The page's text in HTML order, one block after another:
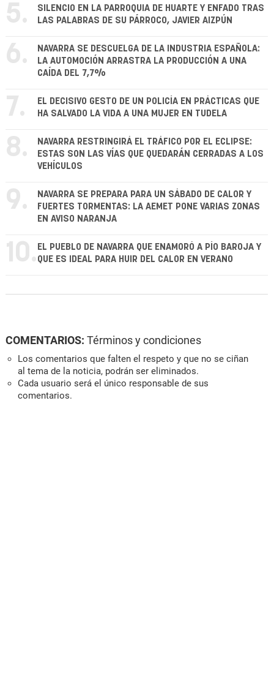
5.
SILENCIO EN LA PARROQUIA DE HUARTE Y ENFADO TRAS
LAS PALABRAS DE SU PÁRROCO, JAVIER AIZPÚN
6.
NAVARRA SE DESCUELGA DE LA INDUSTRIA ESPAÑOLA:
LA AUTOMOCIÓN ARRASTRA LA PRODUCCIÓN A UNA
CAÍDA DEL 7,7%
7.
EL DECISIVO GESTO DE UN POLICÍA EN PRÁCTICAS QUE
HA SALVADO LA VIDA A UNA MUJER EN TUDELA
8.
NAVARRA RESTRINGIRÁ EL TRÁFICO POR EL ECLIPSE:
ESTAS SON LAS VÍAS QUE QUEDARÁN CERRADAS A LOS
VEHÍCULOS
9.
NAVARRA SE PREPARA PARA UN SÁBADO DE CALOR Y
FUERTES TORMENTAS: LA AEMET PONE VARIAS ZONAS
EN AVISO NARANJA
10. EL PUEBLO DE NAVARRA QUE ENAMORÓ A PÍO BAROJA Y
QUE ES IDEAL PARA HUIR DEL CALOR EN VERANO
COMENTARIOS: Términos y condiciones
Los comentarios que falten el respeto y que no se ciñan
al tema de la noticia, podrán ser eliminados.
Cada usuario será el único responsable de sus
comentarios.